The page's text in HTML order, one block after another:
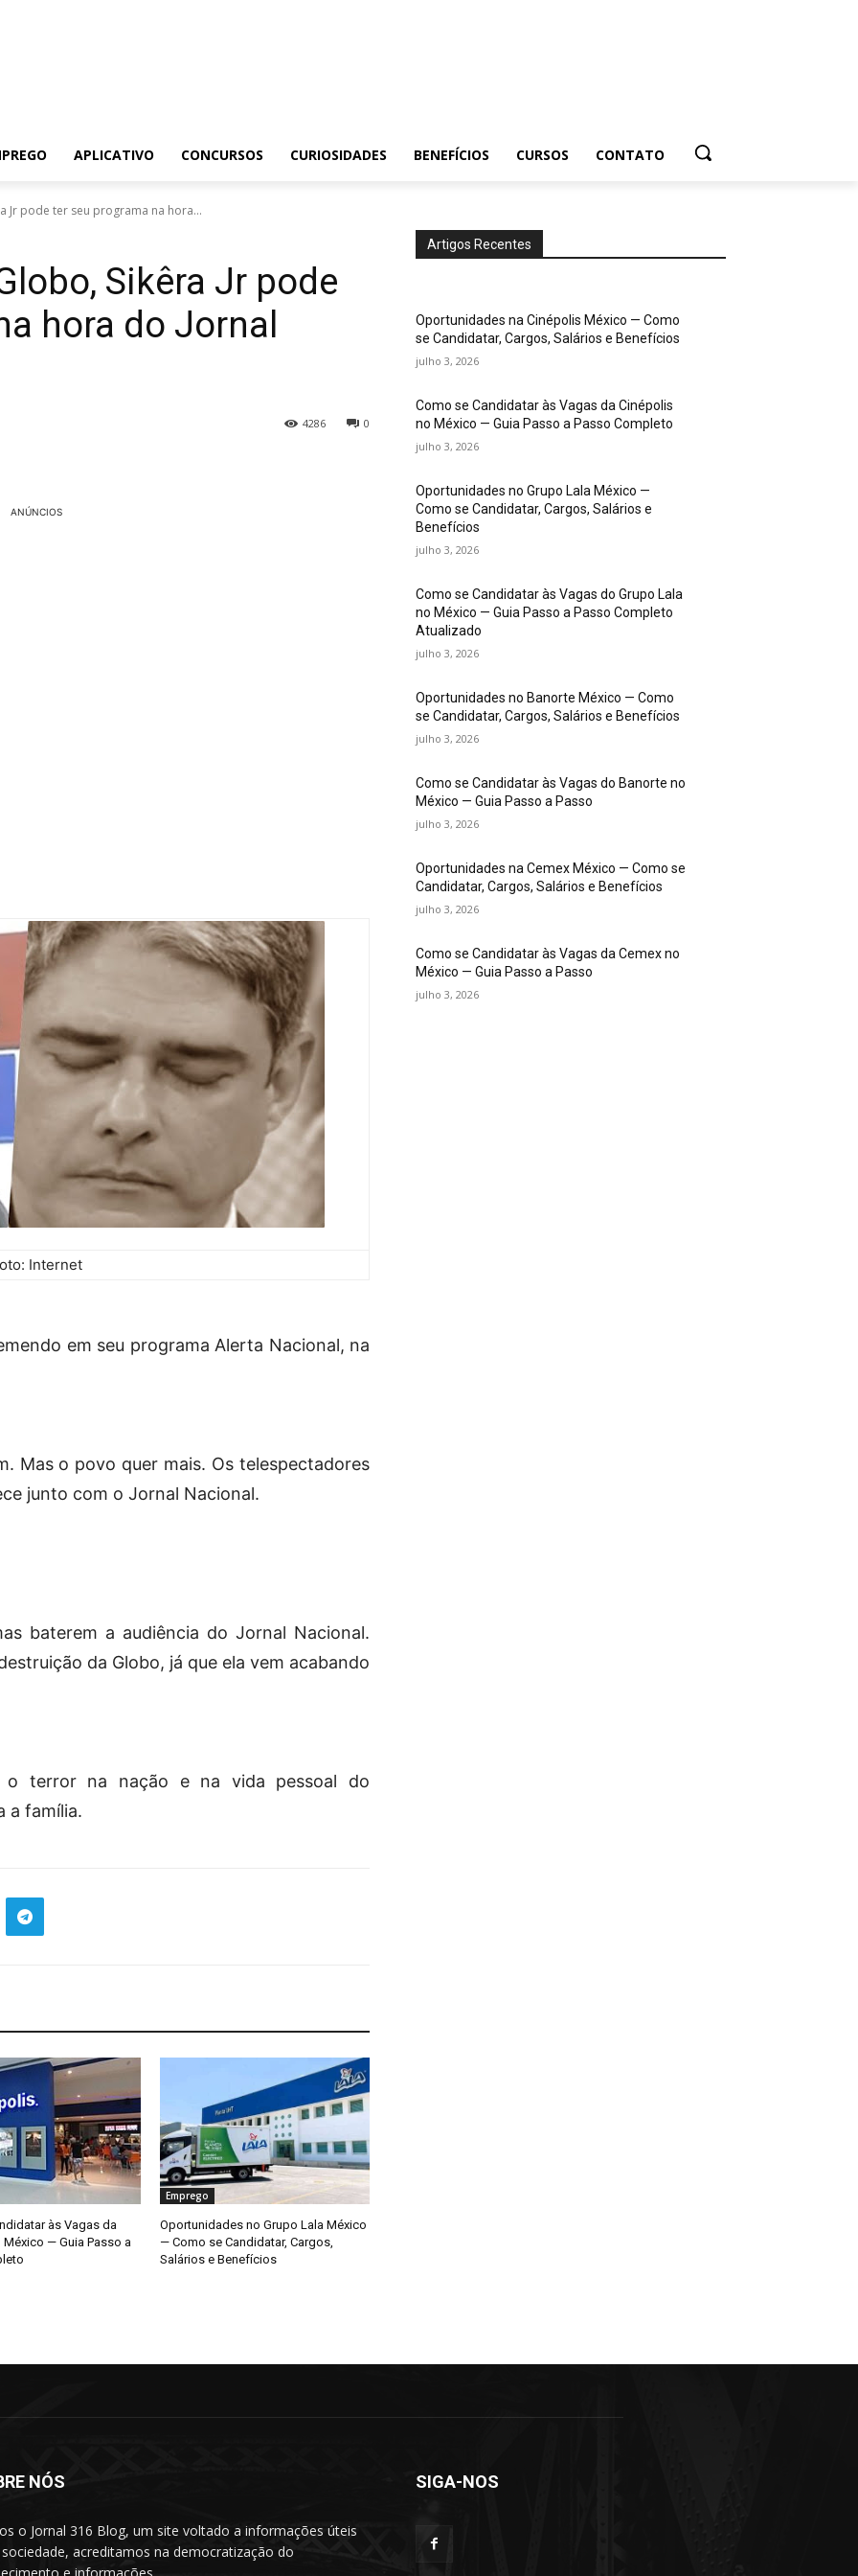
APLICATIVO CONCURSOS CURIOSIDADES BENEFÍCIOS CURSOS CONTATO
Jr pode ter seu programa na hora...
Sikêra Jr pode
hora do Jornal
0
4286
ANÚNCIOS
Internet
em seu programa Alerta Nacional, na
Mas o povo quer mais. Os telespectadores
junto com o Jornal Nacional.
baterem a audiência do Jornal Nacional.
da Globo, já que ela vem acabando
o terror na nação e na vida pessoal do
a família.
às Vagas da
— Guia Passo a
Emprego
Oportunidades no Grupo Lala México
— Como se Candidatar, Cargos,
Salários e Benefícios
Artigos Recentes
Oportunidades na Cinépolis México — Como
se Candidatar, Cargos, Salários e Benefícios
julho 3, 2026
Como se Candidatar às Vagas da Cinépolis
no México — Guia Passo a Passo Completo
julho 3, 2026
Oportunidades no Grupo Lala México —
Como se Candidatar, Cargos, Salários e
Benefícios
julho 3, 2026
Como se Candidatar às Vagas do Grupo Lala
no México — Guia Passo a Passo Completo
Atualizado
julho 3, 2026
Oportunidades no Banorte México — Como
se Candidatar, Cargos, Salários e Benefícios
julho 3, 2026
Como se Candidatar às Vagas do Banorte no
México — Guia Passo a Passo
julho 3, 2026
Oportunidades na Cemex México — Como se
Candidatar, Cargos, Salários e Benefícios
julho 3, 2026
Como se Candidatar às Vagas da Cemex no
México — Guia Passo a Passo
julho 3, 2026
NÓS
o Jornal 316 Blog, um site voltado a informações úteis
acreditamos na democratização do
SIGA-NOS